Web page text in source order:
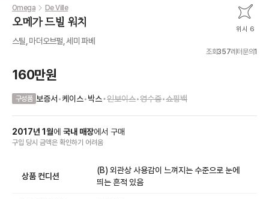
Omega De Ville
오메가 드빌 워치 위시 6
스틸, 마더오브펄, 세미 파베
조회357레터문의1
160만원
구성품 보증서 •케이스•박스•인보이스•영수증•쇼핑백
2017년 1 월에 국내 매장에서 구매
구입 당시 금액은 확인하기 어려움
상품 컨디션
(B) 외관상 사용감이 느껴지는 수준으로 눈에
띄는 흔적 있음